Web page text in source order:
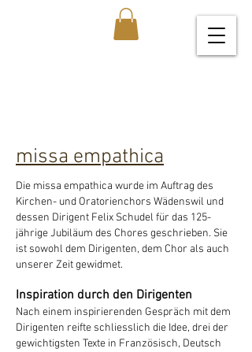
missa empathica
Die missa empathica wurde im Auftrag des
Kirchen- und Oratorienchors Wädenswil und
dessen Dirigent Felix Schudel für das 125-
jährige Jubiläum des Chores geschrieben. Sie
ist sowohl dem Dirigenten, dem Chor als auch
unserer Zeit gewidmet.
Inspiration durch den Dirigenten
Nach einem inspirierenden Gespräch mit dem
Dirigenten reifte schliesslich die Idee, drei der
gewichtigsten Texte in Französisch, Deutsch